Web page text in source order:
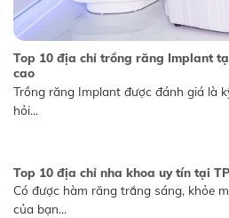
Top 10 địa chỉ trồng răng Implant
cao
Trồng răng Implant được đánh giá là
hỏi...
Top 10 địa chỉ nha khoa uy tín tại
Có được hàm răng trắng sáng, khỏe
của bạn...